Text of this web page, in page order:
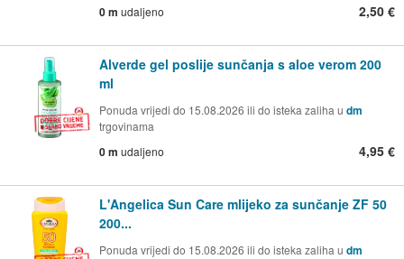
0 m udaljeno 2,50 €
Alverde gel poslije sunčanja s aloe verom 200
ml
Ponuda vrijedi do 15.08.2026 ili do isteka zaliha u dm
trgovinama
0 m udaljeno 4,95 €
L'Angelica Sun Care mlijeko za sunčanje ZF 50
200...
Ponuda vrijedi do 15.08.2026 ili do isteka zaliha u dm